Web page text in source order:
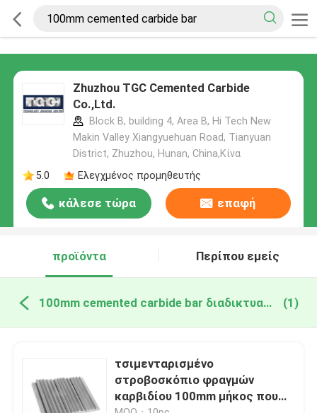
Zhuzhou TGC Cemented Carbide
Co.,Ltd.
Block B, building 4, Area B, Hi Tech New
Makin Valley Xiangyuehuan Road, Tianyuan
District, Zhuzhou, Hunan, China,Κίνα
5.0
Ελεγχμένος προμηθευτής
κάλεσε τώρα επαφή
προϊόντα Περίπου εμείς
100mm cemented carbide bar διαδικτυακή κατασκευή (1)
τσιμενταρισμένο
στροβοσκόπιο φραγμών
καρβιδίου 100mm μήκος που